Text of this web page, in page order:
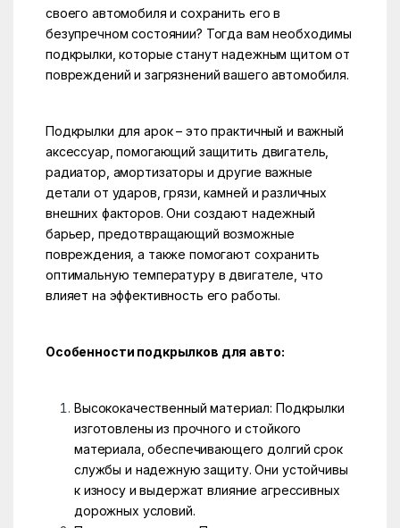
своего автомобиля и сохранить его в
безупречном состоянии? Тогда вам необходимы
подкрылки, которые станут надежным щитом от
повреждений и загрязнений вашего автомобиля.
Подкрылки для арок – это практичный и важный
аксессуар, помогающий защитить двигатель,
радиатор, амортизаторы и другие важные
детали от ударов, грязи, камней и различных
внешних факторов. Они создают надежный
барьер, предотвращающий возможные
повреждения, а также помогают сохранить
оптимальную температуру в двигателе, что
влияет на эффективность его работы.
Особенности подкрылков для авто:
Высококачественный материал: Подкрылки
изготовлены из прочного и стойкого
материала, обеспечивающего долгий срок
службы и надежную защиту. Они устойчивы
к износу и выдержат влияние агрессивных
дорожных условий.